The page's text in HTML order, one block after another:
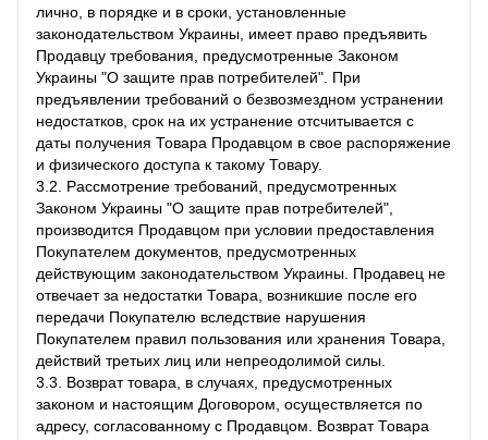
лично, в порядке и в сроки, установленные
законодательством Украины, имеет право предъявить
Продавцу требования, предусмотренные Законом
Украины "О защите прав потребителей". При
предъявлении требований о безвозмездном устранении
недостатков, срок на их устранение отсчитывается с
даты получения Товара Продавцом в свое распоряжение
и физического доступа к такому Товару.
3.2. Рассмотрение требований, предусмотренных
Законом Украины "О защите прав потребителей",
производится Продавцом при условии предоставления
Покупателем документов, предусмотренных
действующим законодательством Украины. Продавец не
отвечает за недостатки Товара, возникшие после его
передачи Покупателю вследствие нарушения
Покупателем правил пользования или хранения Товара,
действий третьих лиц или непреодолимой силы.
3.3. Возврат товара, в случаях, предусмотренных
законом и настоящим Договором, осуществляется по
адресу, согласованному с Продавцом. Возврат Товара